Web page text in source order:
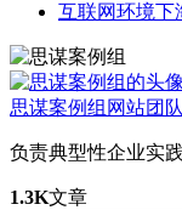
互联网环境下
思谋案例组 网站团队
负责典型性企业实
1.3K文章